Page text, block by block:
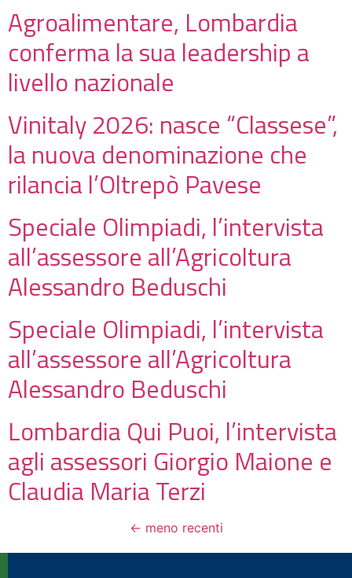
Agroalimentare, Lombardia
conferma la sua leadership a
livello nazionale
Vinitaly 2026: nasce “Classese”,
la nuova denominazione che
rilancia l’Oltrepò Pavese
Speciale Olimpiadi, l’intervista
all’assessore all’Agricoltura
Alessandro Beduschi
Speciale Olimpiadi, l’intervista
all’assessore all’Agricoltura
Alessandro Beduschi
Lombardia Qui Puoi, l’intervista
agli assessori Giorgio Maione e
Claudia Maria Terzi
← meno recenti